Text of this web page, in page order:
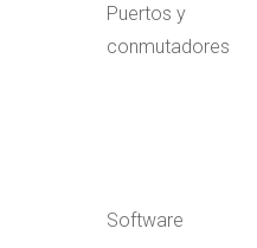
Puertos y
conmutadores
Software